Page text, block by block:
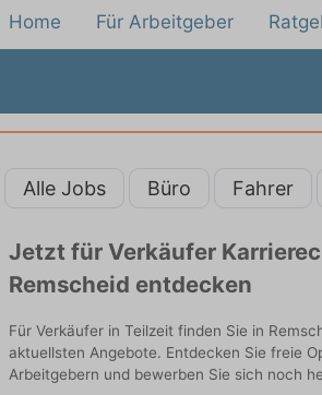
Home Für Arbeitgeber
Alle Jobs Büro Fahrer
Jetzt für Verkäufer
Remscheid entdecken
Für Verkäufer in Teilzeit finden Sie in
aktuellsten Angebote. Entdecken Sie freie
Arbeitgebern und bewerben Sie sich noch